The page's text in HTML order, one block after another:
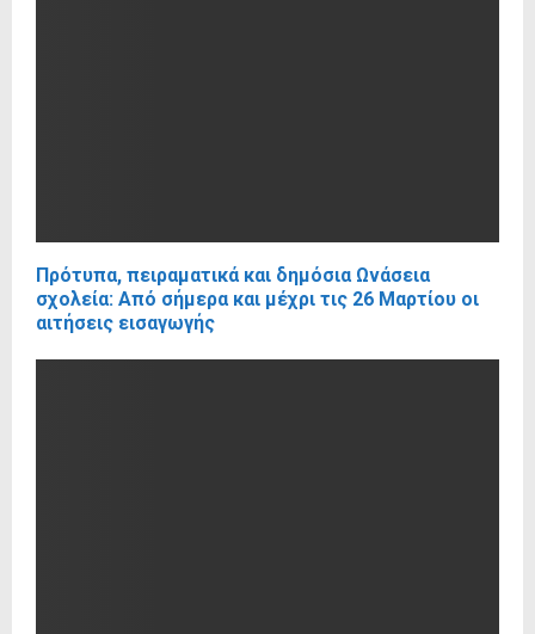
Πρότυπα, πειραματικά και δημόσια Ωνάσεια
σχολεία: Από σήμερα και μέχρι τις 26 Μαρτίου οι
αιτήσεις εισαγωγής